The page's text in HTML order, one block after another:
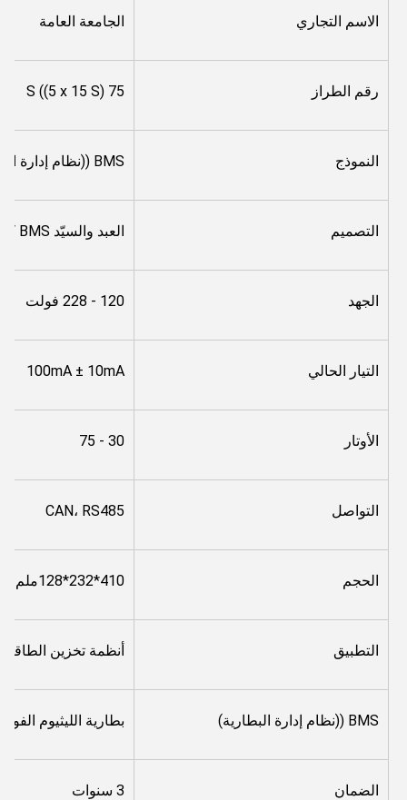
الاسم التجاري الجامعة العامة
رقم الطراز 75 S ((5 x 15 S)
النموذج BMS ((نظام إدارة البطارية)
التصميم العبد والسيّد BMS كلّه في واحد
الجهد 120 - 228 فولت
التيار الحالي 100mA ± 10mA
الأوتار 30 - 75
التواصل CAN، RS485
الحجم 410*232*128ملم
التطبيق أنظمة تخزين الطاقة
BMS ((نظام إدارة البطارية) بطارية الليثيوم
الضمان 3 سنوات